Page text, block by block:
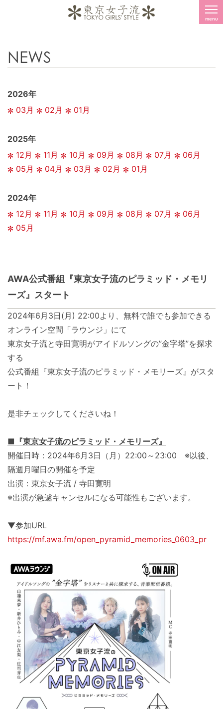
menu
NEWS
2026年
03月
02月 01月
2025年
12月
11月 10月 09月 08月 07月
06月
05月
04月 03月 02月 01月
2024年
12月
11月 10月 09月 08月 07月
06月
05月
AWA公式番組『東京女子流のピラミッド・メモリ
ーズ』スタート
2024年6月3日(月) 22:00より、無料で誰でも参加できる
オンライン空間「ラウンジ」にて
東京女子流と寺田寛明がアイドルソングの”金字塔”を探求
する
公式番組『東京女子流のピラミッド・メモリーズ』がスタ
ート！
是非チェックしてくださいね！
■『東京女子流のピラミッド・メモリーズ』
開催日時：2024年6月3日（月）22:00～23:00 ※以後、
隔週月曜日の開催を予定
出演：東京女子流 / 寺田寛明
※出演が急遽キャンセルになる可能性もございます。
▼参加URL
https://mf.awa.fm/open_pyramid_memories_0603_pr